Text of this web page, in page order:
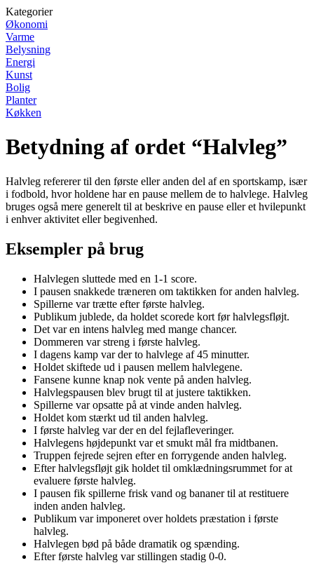
Kategorier
Økonomi
Varme
Belysning
Energi
Kunst
Bolig
Planter
Køkken
Betydning af ordet “Halvleg”
Halvleg refererer til den første eller anden del af en sportskamp, især
i fodbold, hvor holdene har en pause mellem de to halvlege. Halvleg
bruges også mere generelt til at beskrive en pause eller et hvilepunkt
i enhver aktivitet eller begivenhed.
Eksempler på brug
Halvlegen sluttede med en 1-1 score.
I pausen snakkede træneren om taktikken for anden halvleg.
Spillerne var trætte efter første halvleg.
Publikum jublede, da holdet scorede kort før halvlegsfløjt.
Det var en intens halvleg med mange chancer.
Dommeren var streng i første halvleg.
I dagens kamp var der to halvlege af 45 minutter.
Holdet skiftede ud i pausen mellem halvlegene.
Fansene kunne knap nok vente på anden halvleg.
Halvlegspausen blev brugt til at justere taktikken.
Spillerne var opsatte på at vinde anden halvleg.
Holdet kom stærkt ud til anden halvleg.
I første halvleg var der en del fejlafleveringer.
Halvlegens højdepunkt var et smukt mål fra midtbanen.
Truppen fejrede sejren efter en forrygende anden halvleg.
Efter halvlegsfløjt gik holdet til omklædningsrummet for at
evaluere første halvleg.
I pausen fik spillerne frisk vand og bananer til at restituere
inden anden halvleg.
Publikum var imponeret over holdets præstation i første
halvleg.
Halvlegen bød på både dramatik og spænding.
Efter første halvleg var stillingen stadig 0-0.